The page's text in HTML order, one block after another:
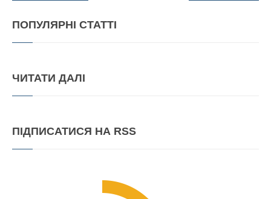
ПОПУЛЯРНІ СТАТТІ
ЧИТАТИ ДАЛІ
ПІДПИСАТИСЯ НА RSS